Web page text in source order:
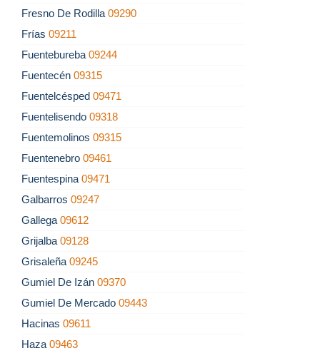
Fresno De Rodilla 09290
Frías 09211
Fuentebureba 09244
Fuentecén 09315
Fuentelcésped 09471
Fuentelisendo 09318
Fuentemolinos 09315
Fuentenebro 09461
Fuentespina 09471
Galbarros 09247
Gallega 09612
Grijalba 09128
Grisaleña 09245
Gumiel De Izán 09370
Gumiel De Mercado 09443
Hacinas 09611
Haza 09463